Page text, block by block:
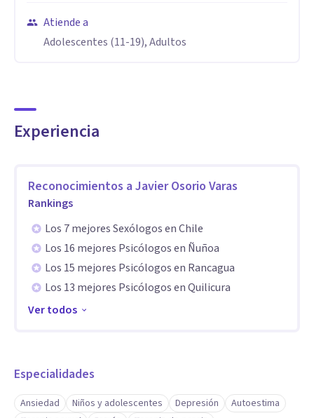
separaciones, celos, sexualidad y procesos de
autoconocimiento. Acompaño también consultas
como en mujeres.
Aptitudes
estudios de género y masculinidades. Experiencia en
acompañamiento psicoterapéutico con adolescentes y
adultos, abordaje de duelo, salud mental, sexualidad y
malestar emocional contemporáneo. Especial interés en el
trabajo clínico sobre vínculos, afectividad y procesos de
cambio subjetivo.
Atiende a
Adolescentes (11-19), Adultos
Experiencia
Reconocimientos a Javier Osorio Varas
Rankings
Los 7 mejores Sexólogos en Chile
Los 16 mejores Psicólogos en Ñuñoa
Los 15 mejores Psicólogos en Rancagua
Los 13 mejores Psicólogos en Quilicura
Ver todos
Especialidades
Ansiedad Niños y adolescentes Depresión
Autoestima